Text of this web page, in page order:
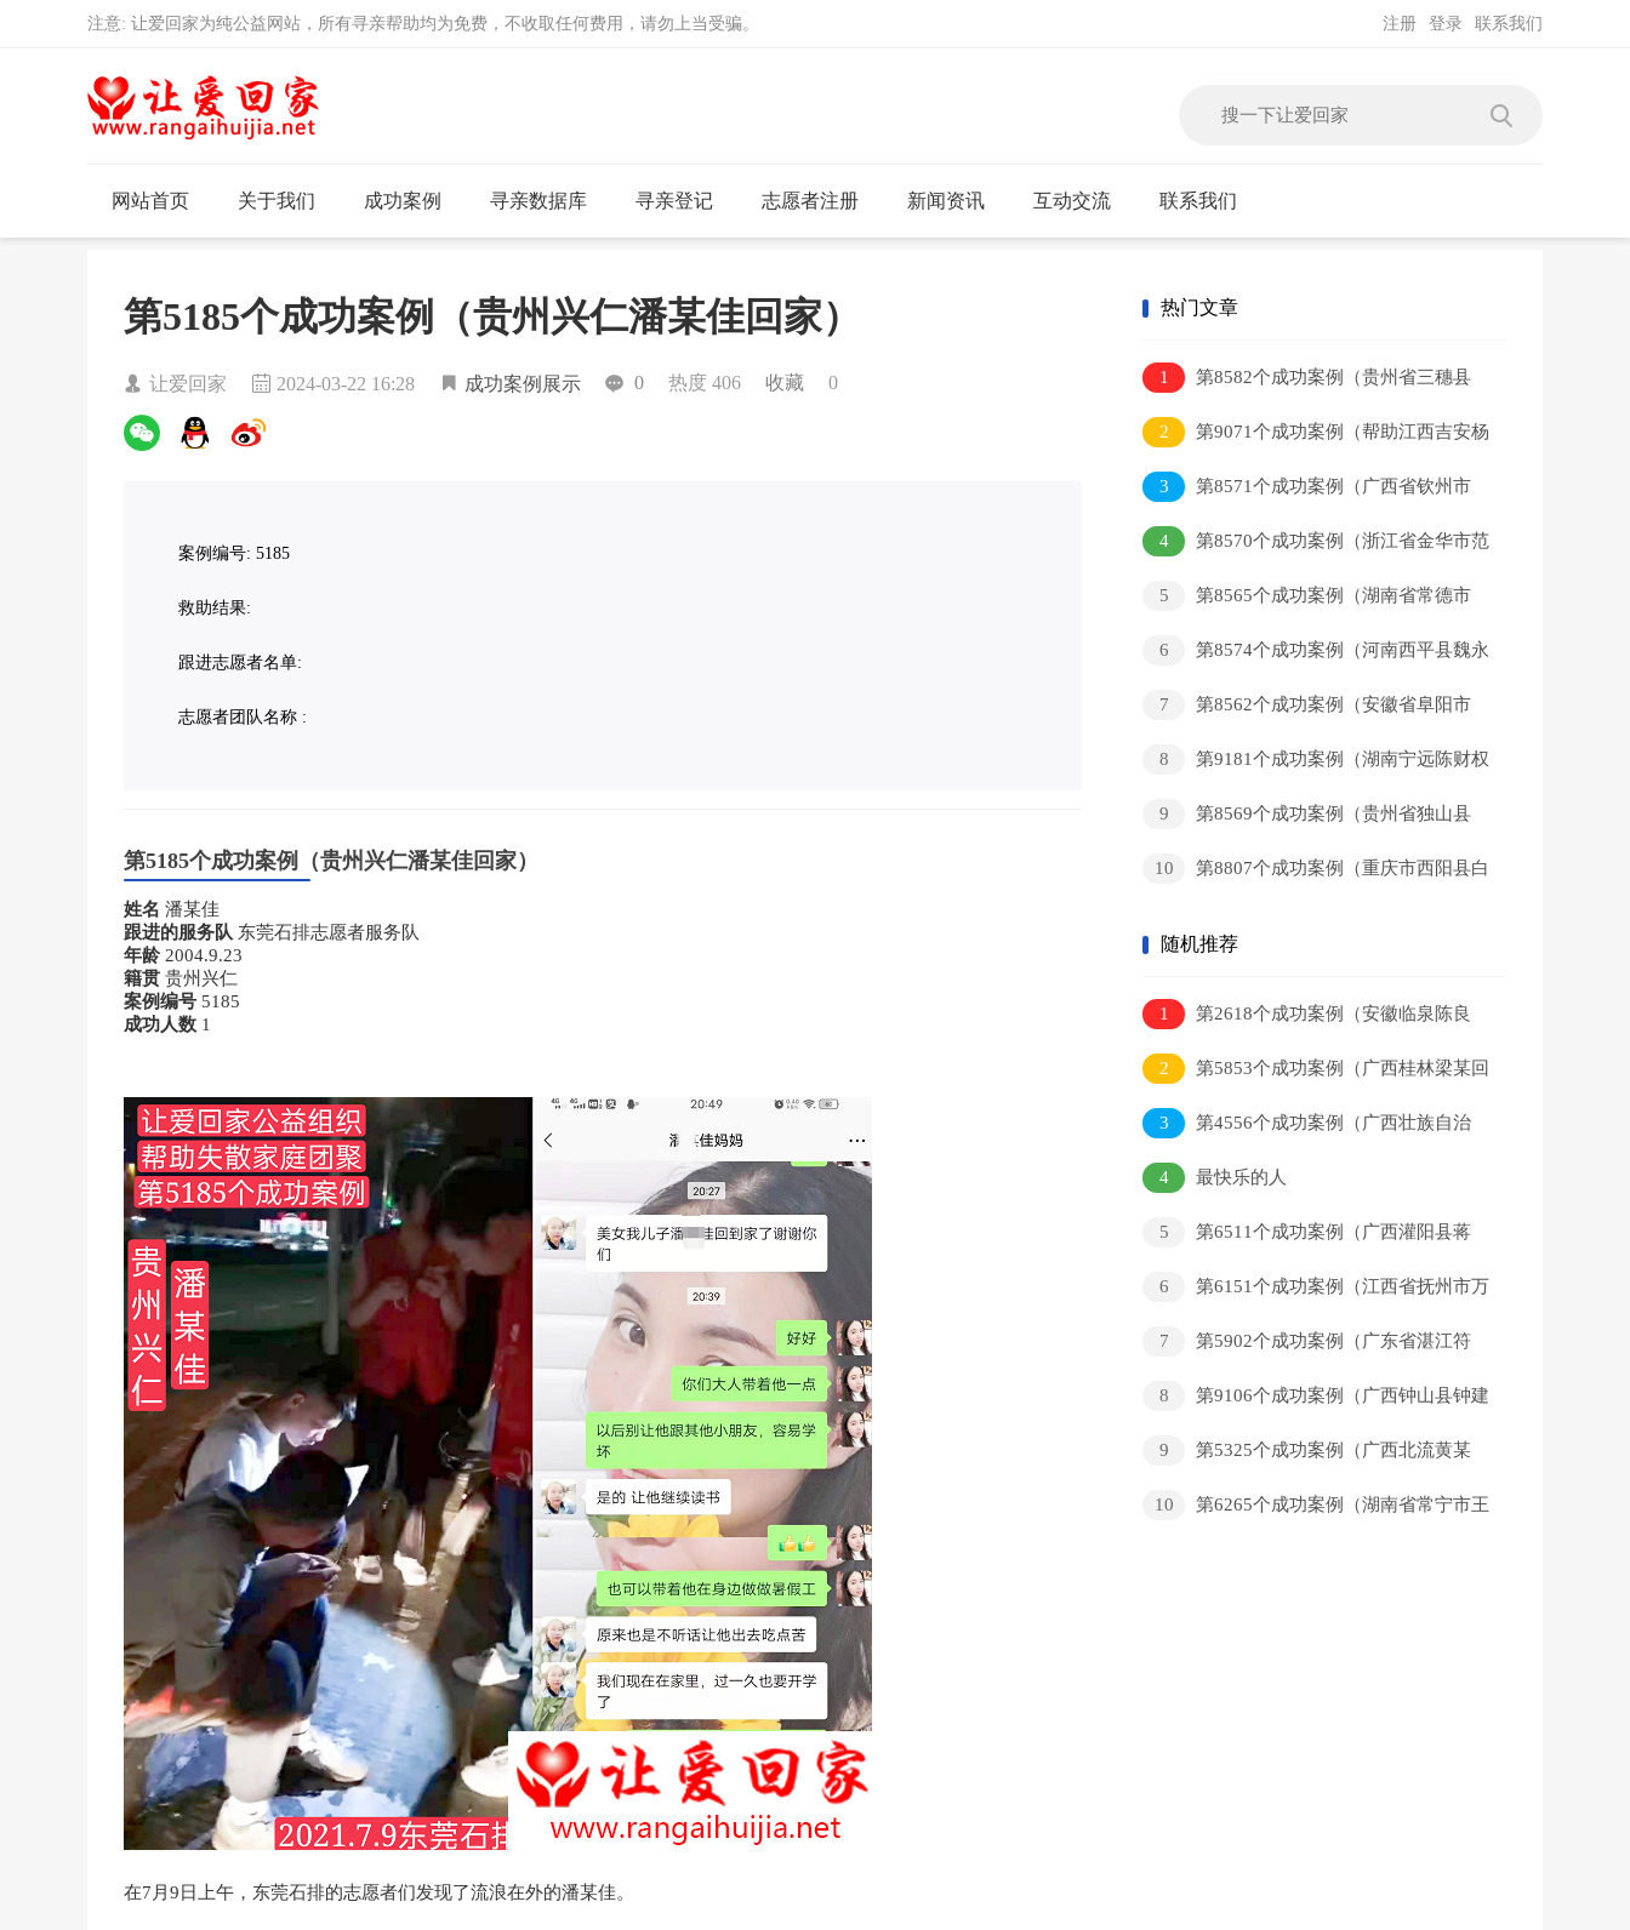
注意: 让爱回家为纯公益网站，所有寻亲帮助均为免费，不收取任何费用，请勿上当受骗。 联系我们
登录
注册
网站首页 关于我们 成功案例 寻亲数据库 寻亲登记 志愿者注册 新闻资讯 互动交流 联系我们
第5185个成功案例（贵州兴仁潘某佳回家）
让爱回家 2024-03-22 16:28 成功案例展示 0 热度 406 收藏 0
案例编号: 5185
救助结果:
跟进志愿者名单:
志愿者团队名称 :
第5185个成功案例（贵州兴仁潘某佳回家）
姓名 潘某佳
跟进的服务队 东莞石排志愿者服务队
年龄 2004.9.23
籍贯 贵州兴仁
案例编号 5185
成功人数 1
在7月9日上午，东莞石排的志愿者们发现了流浪在外的潘某佳。
热门文章
1
第8582个成功案例（贵州省三穗县
吴某本回家）
2
第9071个成功案例（帮助江西吉安杨
某平）
3
第8571个成功案例（广西省钦州市
李某健回家）
4
第8570个成功案例（浙江省金华市范
5
第8565个成功案例（湖南省常德市
6
第8574个成功案例（河南西平县魏永
7
第8562个成功案例（安徽省阜阳市
8
第9181个成功案例（湖南宁远陈财权
9
第8569个成功案例（贵州省独山县
10
第8807个成功案例（重庆市西阳县白
随机推荐
1
第2618个成功案例（安徽临泉陈良
秀回家）
2
第5853个成功案例（广西桂林梁某回
家）
3
第4556个成功案例（广西壮族自治
区南宁市谭某邦回家）
4
最快乐的人
5
第6511个成功案例（广西灌阳县蒋
6
第6151个成功案例（江西省抚州市万
7
第5902个成功案例（广东省湛江符
8
第9106个成功案例（广西钟山县钟建
9
第5325个成功案例（广西北流黄某
10
第6265个成功案例（湖南省常宁市王